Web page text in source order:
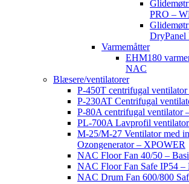
PRO –
Varmemåtter
EHM180
NAC
Blæsere/ventilatorer
P-450T centrifugal
P-230AT Centrifugal
P-80A centrifugal ventilator
PL-700A Lavprofil
M-25/M-27 Ventilator med
Ozongenerator – XPOWER
NAC Floor Fan 40/50 –
NAC Floor Fan Safe IP54 –
NAC Drum Fan 600/800